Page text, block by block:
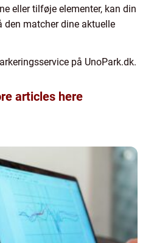
eller tilføje elementer, kan din
matcher dine aktuelle
på UnoPark.dk.
articles here